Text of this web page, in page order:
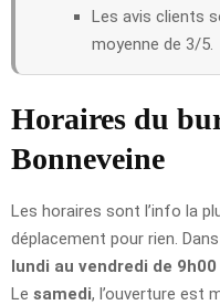
Les avis clients
moyenne de 3/5.
Horaires du
Bonneveine
Les horaires sont l’info la
déplacement pour rien.
lundi au vendredi de
Le samedi, l’ouverture est